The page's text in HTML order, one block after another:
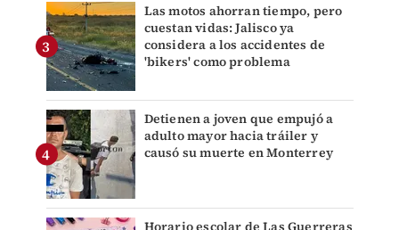
Las motos ahorran tiempo, pero
cuestan vidas: Jalisco ya
considera a los accidentes de
'bikers' como problema
Detienen a joven que empujó a
adulto mayor hacia tráiler y
causó su muerte en Monterrey
Horario escolar de Las Guerreras